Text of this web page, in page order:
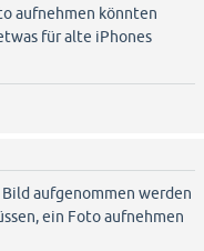
aufnehmen könnten
für alte iPhones
aufgenommen werden
ein Foto aufnehmen